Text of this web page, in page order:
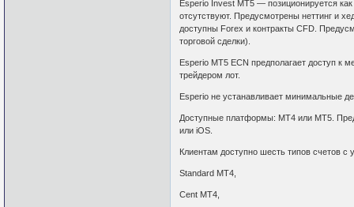
Esperio Invest MT5 — позиционируется
отсутствуют. Предусмотрены неттинг и
доступны Forex и контракты CFD.
торговой сделки).
Esperio МТ5 ECN предполагает доступ к
трейдером лот.
Esperio не устанавливает минимальные
Доступные платформы: MT4 или MT5.
или iOS.
Клиентам доступно шесть типов счетов
Standard MT4,
Cent MT4,